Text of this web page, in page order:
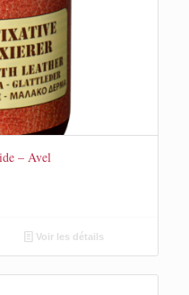
– Avel
Voir les détails